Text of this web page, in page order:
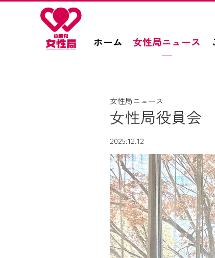
このページの本文へ移動
ホーム 女性局ニュース
女性局ニュース
女性局役員会
2025.12.12